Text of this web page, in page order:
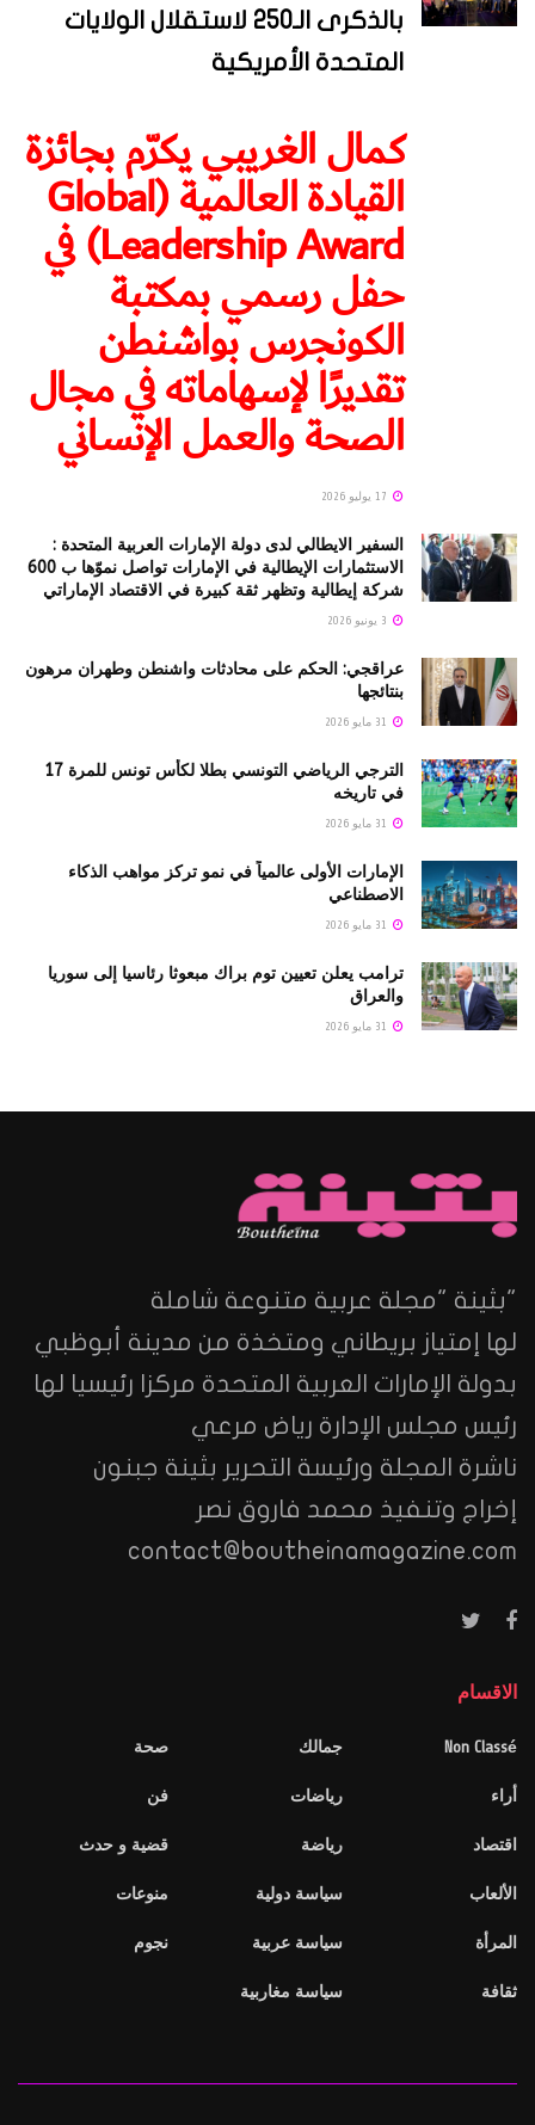
بالذكرى الـ250 لاستقلال الولايات
المتحدة الأمريكية
كمال الغريبي يكرّم بجائزة
القيادة العالمية (Global
Leadership Award) في
حفل رسمي بمكتبة
الكونجرس بواشنطن
تقديرًا لإسهاماته في مجال
الصحة والعمل الإنساني
السفير الايطالي لدى دولة الإمارات العربية المتحدة :
الاستثمارات الإيطالية في الإمارات تواصل نموّها ب 600
شركة إيطالية وتظهر ثقة كبيرة في الاقتصاد الإماراتي
عراقجي: الحكم على محادثات واشنطن وطهران مرهون
بنتائجها
الترجي الرياضي التونسي بطلا لكأس تونس للمرة 17
في تاريخه
الإمارات الأولى عالمياً في نمو تركز مواهب الذكاء
الاصطناعي
ترامب يعلن تعيين توم براك مبعوثا رئاسيا إلى سوريا
والعراق
"بثينة "مجلة عربية متنوعة شاملة
لها إمتياز بريطاني ومتخذة من مدينة أبوظبي
بدولة الإمارات العربية المتحدة مركزا رئيسيا لها
رئيس مجلس الإدارة رياض مرعي
ناشرة المجلة ورئيسة التحرير بثينة جبنون
إخراج وتنفيذ محمد فاروق نصر
contact@boutheinamagazine.com
الاقسام
Non Classé
أراء
اقتصاد
الألعاب
المرأة
ثقافة
جمالك
رياضات
رياضة
سياسة دولية
سياسة عربية
سياسة مغاربية
صحة
فن
قضية و حدث
منوعات
نجوم